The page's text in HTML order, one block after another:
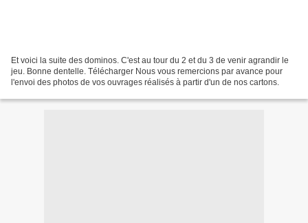
Et voici la suite des dominos. C'est au tour du 2 et du 3 de venir agrandir le
jeu. Bonne dentelle. Télécharger Nous vous remercions par avance pour
l'envoi des photos de vos ouvrages réalisés à partir d'un de nos cartons.